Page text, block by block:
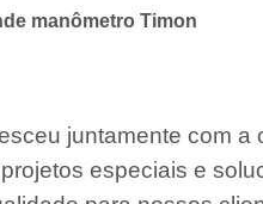
manômetro Timon
juntamente com
especiais e